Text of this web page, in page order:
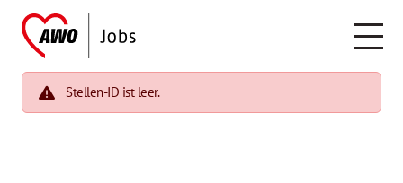
Stellen-ID ist leer.